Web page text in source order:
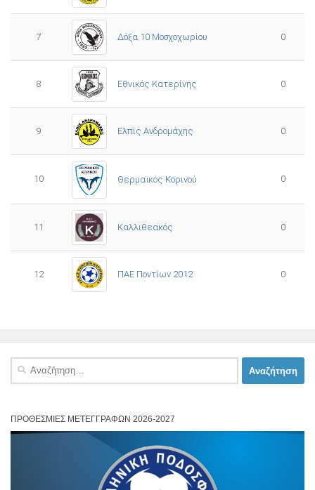
7 Δόξα 10 Μοσχοχωρίου 0
8 Εθνικός Κατερίνης 0
9 Ελπίς Ανδρομάχης 0
10 Θερμαϊκός Κορινού 0
11 Καλλιθεακός 0
12 ΠΑΕ Ποντίων 2012 0
Αναζήτηση
ΠΡΟΘΕΣΜΊΕΣ ΜΕΤΕΓΓΡΑΦΏΝ 2026-2027